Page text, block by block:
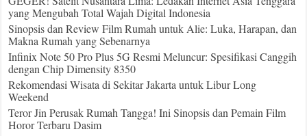
yang Mengubah Total Wajah Digital Indonesia
Sinopsis dan Review Film Rumah untuk Alie: Luka, Harapan, dan
Makna Rumah yang Sebenarnya
Infinix Note 50 Pro Plus 5G Resmi Meluncur: Spesifikasi Canggih
dengan Chip Dimensity 8350
Rekomendasi Wisata di Sekitar Jakarta untuk Libur Long
Weekend
Teror Jin Perusak Rumah Tangga! Ini Sinopsis dan Pemain Film
Horor Terbaru Dasim